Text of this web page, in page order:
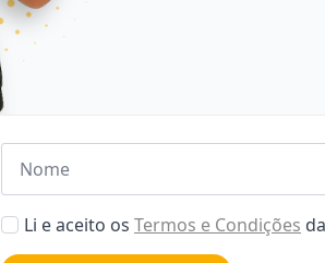
Nome
Aceitar
Li e aceito os Termos e Condições